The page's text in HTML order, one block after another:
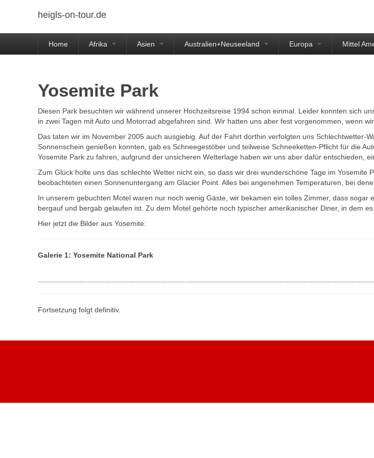
heigls-on-tour.de
Home Afrika Asien Australien+Neuseeland Europa Mittel
Yosemite Park
Diesen Park besuchten wir während unserer Hochzeitsreise 1994 schon einmal. Leider konnten sich
in zwei Tagen mit Auto und Motorrad abgefahren sind. Wir hatten uns aber fest vorgenommen, wenn
Das taten wir im November 2005 auch ausgiebig. Auf der Fahrt dorthin verfolgten uns Schlechtwetter-
Sonnenschein genießen konnten, gab es Schneegestöber und teilweise Schneeketten-Pflicht für die
Yosemite Park zu fahren, aufgrund der unsicheren Wetterlage haben wir uns aber dafür entschieden,
Zum Glück holte uns das schlechte Wetter nicht ein, so dass wir drei wunderschöne Tage im
beobachteten einen Sonnenuntergang am Glacier Point. Alles bei angenehmen Temperaturen, bei
In unserem gebuchten Motel waren nur noch wenig Gäste, wir bekamen ein tolles Zimmer, dass
bergauf und bergab gelaufen ist. Zu dem Motel gehörte noch typischer amerikanischer Diner, in dem
Hier jetzt die Bilder aus Yosemite:
Galerie 1: Yosemite National Park
Fortsetzung folgt definitiv.